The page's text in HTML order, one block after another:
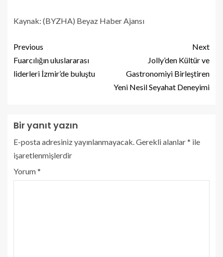
Kaynak: (BYZHA) Beyaz Haber Ajansı
Previous
Fuarcılığın uluslararası
liderleri İzmir’de buluştu
Next
Jolly’den Kültür ve
Gastronomiyi Birleştiren
Yeni Nesil Seyahat Deneyimi
Bir yanıt yazın
E-posta adresiniz yayınlanmayacak. Gerekli alanlar* ile
işaretlenmişlerdir
Yorum*